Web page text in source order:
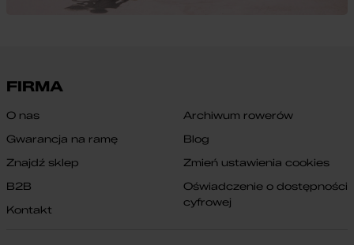
FIRMA
O nas
Gwarancja na ramę
Znajdź sklep
B2B
Kontakt
Archiwum rowerów
Blog
Zmień ustawienia cookies
Oświadczenie o dostępności
cyfrowej